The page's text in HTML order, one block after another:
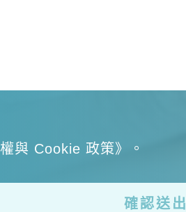
與 Cookie 政策》。
確認送出